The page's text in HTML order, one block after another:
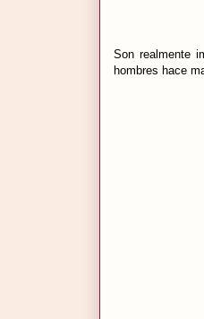
Son realmente
hombres hace